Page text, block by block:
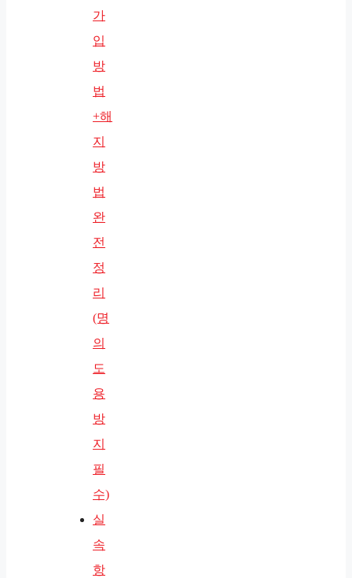
가
입
방
법
+해
지
방
법
완
전
정
리
(명
의
도
용
방
지
필
수)
실
속
항